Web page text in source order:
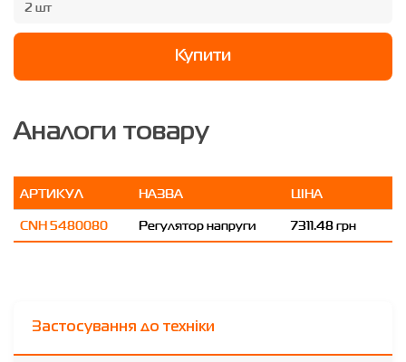
2 шт
Купити
Аналоги товару
АРТИКУЛ НАЗВА
ЦІНА
CNH 5480080
Регулятор напруги 7311.48 грн
Застосування до техніки